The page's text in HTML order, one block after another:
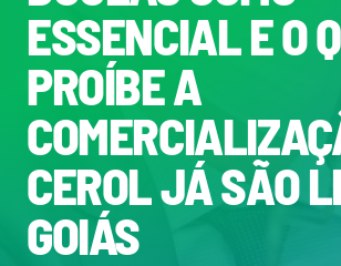
O Que Penso
Quem Sou
Imprensa
Contatos
ESSENCIAL E O
PROÍBE A
CEROL JÁ SÃO
GOIÁS